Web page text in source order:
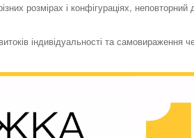
розмірах і конфігураціях,
індивідуальності та самовираження